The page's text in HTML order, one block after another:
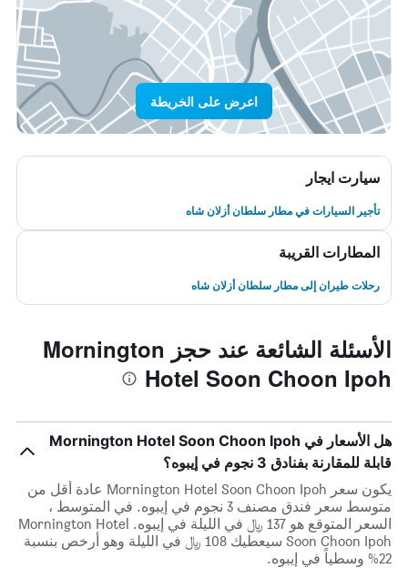
اعرض على الخريطة
سيارت ايجار
تأجير السيارات في مطار سلطان أزلان شاه
المطارات القريبة
رحلات طيران إلى مطار سلطان أزلان شاه
الأسئلة الشائعة عند حجز Mornington
Hotel Soon Choon Ipoh
هل الأسعار في Mornington Hotel Soon Choon Ipoh
قابلة للمقارنة بفنادق 3 نجوم في إيبوه؟
يكون سعر Mornington Hotel Soon Choon Ipoh عادة أقل من
متوسط ​​سعر فندق مصنف 3 نجوم في إيبوه. في المتوسط ،
السعر المتوقع هو 137 ﷼ في الليلة في إيبوه. Mornington Hotel
Soon Choon Ipoh سيعطيك 108 ﷼ في الليلة وهو أرخص بنسبة
22% وسطياً في إيبوه.